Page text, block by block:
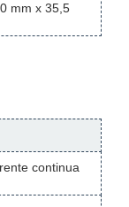
mm x 35,5
continua